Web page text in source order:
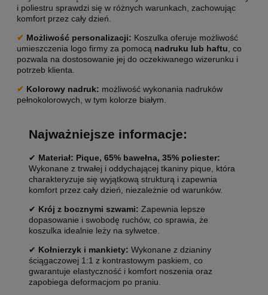
i poliestru sprawdzi się w różnych warunkach, zachowując
komfort przez cały dzień.
✔ Możliwość personalizacji: Koszulka oferuje możliwość
umieszczenia logo firmy za pomocą nadruku lub haftu , co
pozwala na dostosowanie jej do oczekiwanego wizerunku i
potrzeb klienta.
✔ Kolorowy nadruk: możliwość wykonania nadruków
pełnokolorowych, w tym kolorze białym.
Najważniejsze informacje:
✔ Materiał: Pique, 65% bawełna, 35% poliester:
Wykonane z trwałej i oddychającej tkaniny pique, która
charakteryzuje się wyjątkową strukturą i zapewnia
komfort przez cały dzień, niezależnie od warunków.
✔ Krój z bocznymi szwami: Zapewnia lepsze
dopasowanie i swobodę ruchów, co sprawia, że
koszulka idealnie leży na sylwetce.
✔ Kołnierzyk i mankiety: Wykonane z dzianiny
ściągaczowej 1:1 z kontrastowym paskiem, co
gwarantuje elastyczność i komfort noszenia oraz
zapobiega deformacjom po praniu.